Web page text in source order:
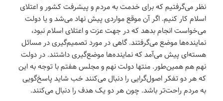
نظر می‌گرفتیم که برای خدمت به مردم و پیشرفت کشور و اعتلای
اسلام کار کنیم. اگر آن موقع مواردی پیش نهاد می‌شد و یا دولت
می‌خواست انجام بدهد که در جهت عزت و اعتلای اسلام نبود،
نماینده‌ها موضع می‌گرفتند. گاهی در مورد تصمیم‌گیری در مسائل
هسته‌ای پیش می‌آمد که نماینده‌ها موضع‌گیری داشتند. در دولت
نهم هم همین‌طور. منتها دولت نهم و مجلس هفتم با توجه به این
که هر دو تفکر اصول‌گرایی را دنبال می‌کنند خب شاید پاسخ‌گویی
به مردم راحت‌تر باشد. چون هر دو یک هدف را دنبال می‌کنند.